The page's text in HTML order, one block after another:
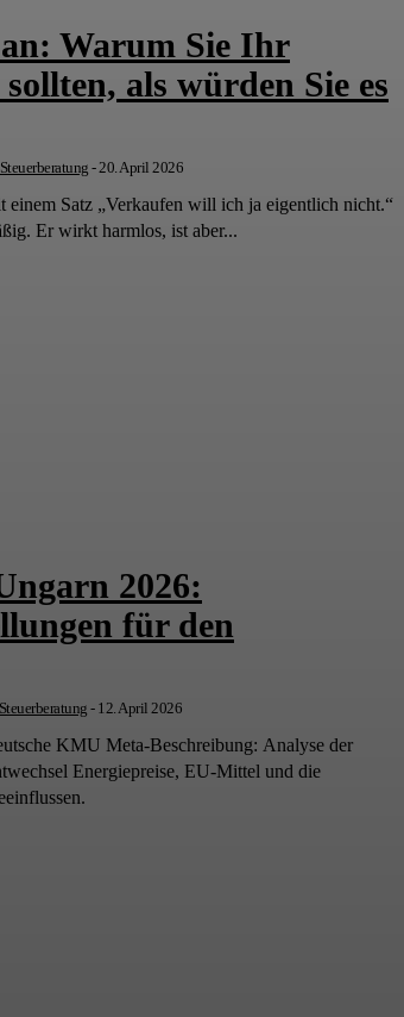
Warum Sie Ihr
als würden Sie es
- 20. April 2026
eigentlich nicht.“
Er wirkt harmlos, ist aber...
2026:
für den
- 12. April 2026
KMU Meta-Beschreibung: Analyse der
Energiepreise, EU-Mittel und die